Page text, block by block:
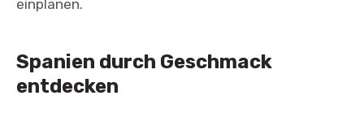
einplanen.
Spanien durch Geschmack
entdecken